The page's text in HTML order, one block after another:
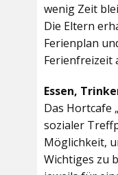
wenig Zeit
Die Eltern
Ferienplan
Ferienfreizeit
Essen,
Das Hortcafe
sozialer
Möglichkeit,
Wichtiges zu